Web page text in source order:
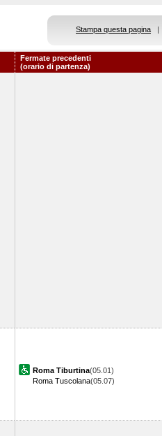
Stampa questa pagina |
Fermate precedenti
(orario di partenza)
Roma Tiburtina(05.01)
Roma Tuscolana(05.07)